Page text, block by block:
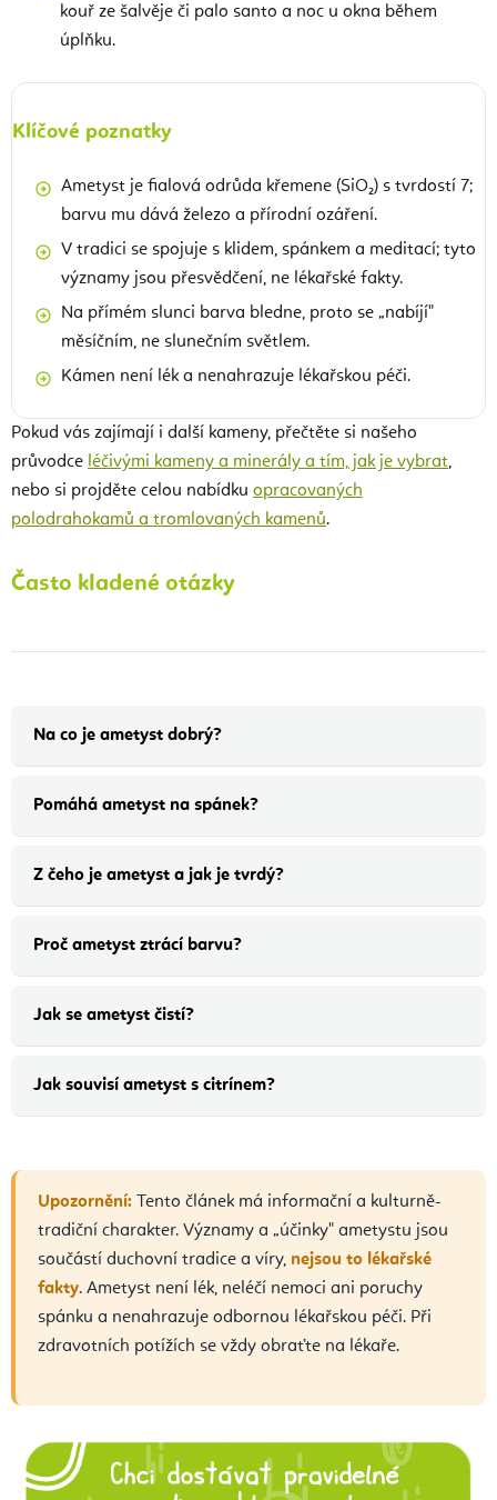
kouř ze šalvěje či palo santo a noc u okna během
úplňku.
Klíčové poznatky
Ametyst je fialová odrůda křemene (SiO₂) s tvrdostí 7;
barvu mu dává železo a přírodní ozáření.
V tradici se spojuje s klidem, spánkem a meditací; tyto
významy jsou přesvědčení, ne lékařské fakty.
Na přímém slunci barva bledne, proto se „nabíjí"
měsíčním, ne slunečním světlem.
Kámen není lék a nenahrazuje lékařskou péči.
Pokud vás zajímají i další kameny, přečtěte si našeho
průvodce léčivými kameny a minerály a tím, jak je vybrat,
nebo si projděte celou nabídku opracovaných
polodrahokamů a tromlovaných kamenů.
Často kladené otázky
Na co je ametyst dobrý?
Pomáhá ametyst na spánek?
Z čeho je ametyst a jak je tvrdý?
Proč ametyst ztrácí barvu?
Jak se ametyst čistí?
Jak souvisí ametyst s citrínem?
Upozornění: Tento článek má informační a kulturně-
tradiční charakter. Významy a „účinky" ametystu jsou
součástí duchovní tradice a víry, nejsou to lékařské
fakty. Ametyst není lék, neléčí nemoci ani poruchy
spánku a nenahrazuje odbornou lékařskou péči. Při
zdravotních potížích se vždy obraťte na lékaře.